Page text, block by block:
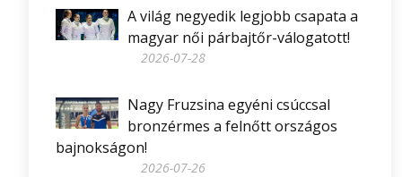
A világ negyedik legjobb csapata a
magyar női párbajtőr-válogatott!
2026-07-28
Nagy Fruzsina egyéni csúccsal
bronzérmes a felnőtt országos
bajnokságon!
2026-07-26